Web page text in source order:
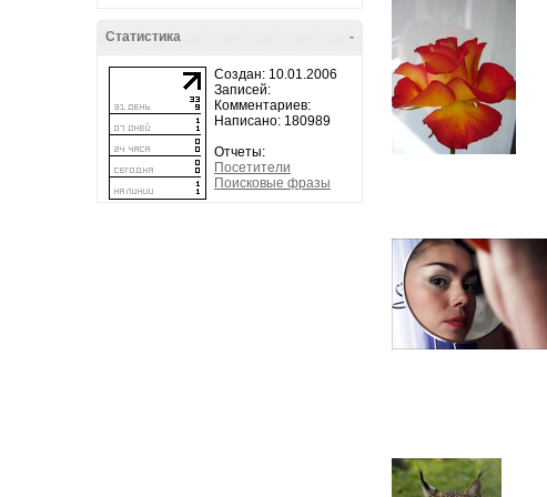
-
Статистика
Создан: 10.01.2006
Записей:
Комментариев:
Написано: 180989
Отчеты:
Посетители
Поисковые фразы